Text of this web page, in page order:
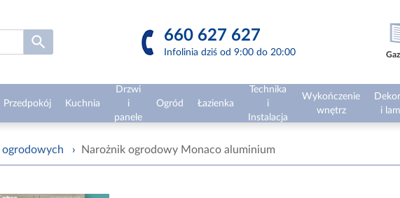
660 627 627
Infolinia dziś od 9:00 do 20:00
Przedpokój Kuchnia
Drzwi
i
panele
Ogród Łazienka
Technika
i
Instalacja
Wykończenie
wnętrz
i
› Narożnik ogrodowy Monaco aluminium